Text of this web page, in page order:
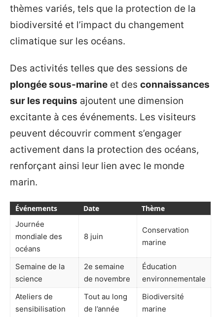
thèmes variés, tels que la protection de la
biodiversité et l’impact du changement
climatique sur les océans.
Des activités telles que des sessions de
plongée sous-marine et des connaissances
sur les requins ajoutent une dimension
excitante à ces événements. Les visiteurs
peuvent découvrir comment s’engager
activement dans la protection des océans,
renforçant ainsi leur lien avec le monde
marin.
Événements Date
Thème
Journée
mondiale des
océans
8 juin
Conservation
marine
Semaine de la
science
2e semaine
de novembre
Éducation
environnementale
Ateliers de
sensibilisation
Tout au long
de l’année
Biodiversité
marine